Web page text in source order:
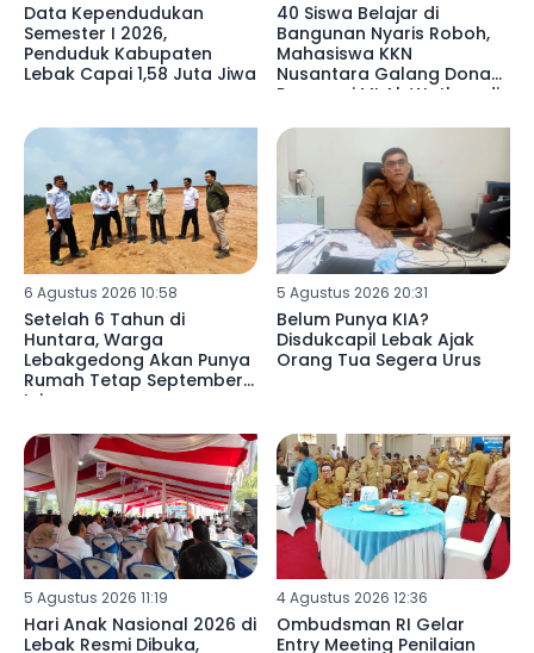
Data Kependudukan
Semester I 2026,
Penduduk Kabupaten
Lebak Capai 1,58 Juta Jiwa
40 Siswa Belajar di
Bangunan Nyaris Roboh,
Mahasiswa KKN
Nusantara Galang Donasi
Renovasi MI Al-Wathon di
6 Agustus 2026 10:58
Setelah 6 Tahun di
Huntara, Warga
Lebakgedong Akan Punya
Rumah Tetap September
Ini
5 Agustus 2026 20:31
Belum Punya KIA?
Disdukcapil Lebak Ajak
Orang Tua Segera Urus
5 Agustus 2026 11:19
Hari Anak Nasional 2026 di
Lebak Resmi Dibuka,
4 Agustus 2026 12:36
Ombudsman RI Gelar
Entry Meeting Penilaian